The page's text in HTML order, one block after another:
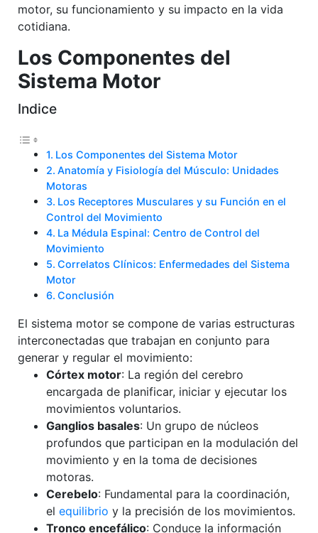
motor, su funcionamiento y su impacto en la vida
cotidiana.
Los Componentes del
Sistema Motor
Indice
Los Componentes del Sistema Motor
Anatomía y Fisiología del Músculo: Unidades
Motoras
Los Receptores Musculares y su Función en el
Control del Movimiento
La Médula Espinal: Centro de Control del
Movimiento
Correlatos Clínicos: Enfermedades del Sistema
Motor
Conclusión
El sistema motor se compone de varias estructuras
interconectadas que trabajan en conjunto para
generar y regular el movimiento:
Córtex motor: La región del cerebro
encargada de planificar, iniciar y ejecutar los
movimientos voluntarios.
Ganglios basales: Un grupo de núcleos
profundos que participan en la modulación del
movimiento y en la toma de decisiones
motoras.
Cerebelo: Fundamental para la coordinación,
el equilibrio y la precisión de los movimientos.
Tronco encefálico: Conduce la información